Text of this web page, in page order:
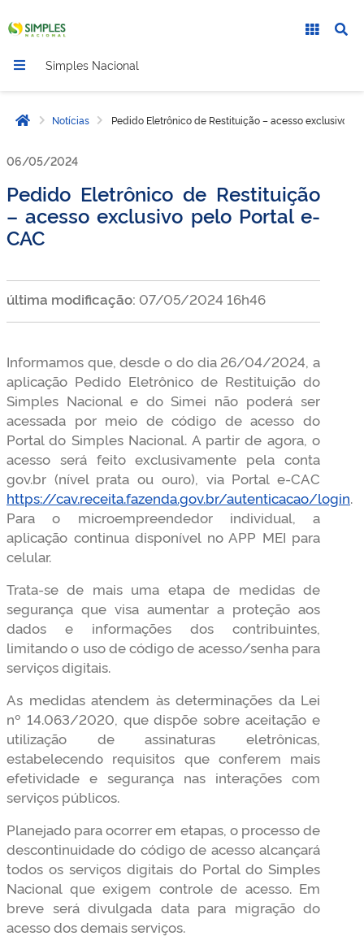
Simples Nacional
Página inicial
Notícias Pedido Eletrônico de Restituição – acesso exclusivo
06/05/2024
Pedido Eletrônico de Restituição
– acesso exclusivo pelo Portal e-
CAC
última modificação: 07/05/2024 16h46
Informamos que, desde o do dia 26/04/2024, a
aplicação Pedido Eletrônico de Restituição do
Simples Nacional e do Simei não poderá ser
acessada por meio de código de acesso do
Portal do Simples Nacional. A partir de agora, o
acesso será feito exclusivamente pela conta
gov.br (nível prata ou ouro), via Portal e-CAC
https://cav.receita.fazenda.gov.br/autenticacao/login.
Para o microempreendedor individual, a
aplicação continua disponível no APP MEI para
celular.
Trata-se de mais uma etapa de medidas de
segurança que visa aumentar a proteção aos
dados e informações dos contribuintes,
limitando o uso de código de acesso/senha para
serviços digitais.
As medidas atendem às determinações da Lei
nº 14.063/2020, que dispõe sobre aceitação e
utilização de assinaturas eletrônicas,
estabelecendo requisitos que conferem mais
efetividade e segurança nas interações com
serviços públicos.
Planejado para ocorrer em etapas, o processo de
descontinuidade do código de acesso alcançará
todos os serviços digitais do Portal do Simples
Nacional que exigem controle de acesso. Em
breve será divulgada data para migração do
acesso dos demais serviços.